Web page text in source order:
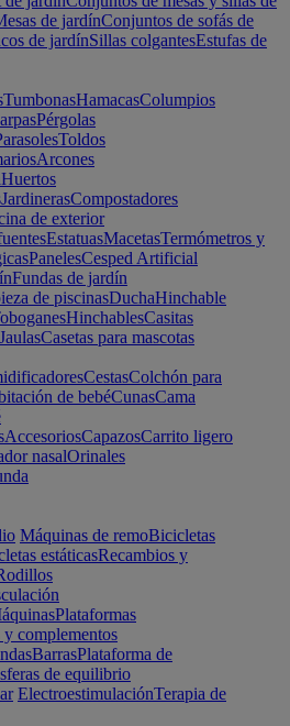
de jardínConjuntos de sofás de
de jardínSillas colgantesEstufas de
TumbonasHamacasColumpios
Pérgolas
Toldos
Arcones
Huertos
JardinerasCompostadores
de exterior
EstatuasMacetasTermómetros y
PanelesCesped Artificial
Fundas de jardín
de piscinasDuchaHinchable
HinchablesCasitas
JaulasCasetas para mascotas
CestasColchón para
de bebéCunasCama
AccesoriosCapazosCarrito ligero
nasalOrinales
Máquinas de remoBicicletas
estáticasRecambios y
Plataformas
y complementos
BarrasPlataforma de
de equilibrio
ElectroestimulaciónTerapia de